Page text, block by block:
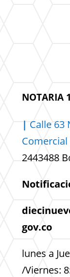
NOTARIA
| Calle 63
Comercial
2443488
gov.co
lunes a
/Viernes: